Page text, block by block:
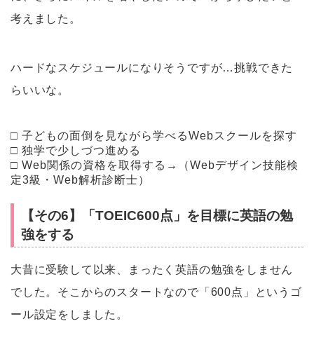
考えました。
ハードなスケジュールになりそうですが…挑戦できた
らいいな。
□ 子どもの面倒を見ながら学べるWebスクールを探す
□ 独学で少しづつ進める
□ Web関係の資格を取得する→（Webデザイン技能検
定3級・Web解析診断士）
【その6】「TOEIC600点」を目標に英語の勉
強をする
大昔に受験して以来、まったく英語の勉強をしません
でした。そこからのスタートなので「600点」というゴ
ール設定をしました。